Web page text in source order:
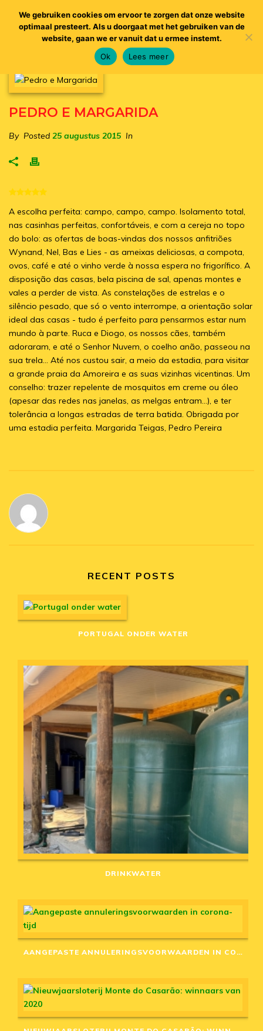
PEDRO E MARGARIDA
By Posted 25 augustus 2015 In
A escolha perfeita: campo, campo, campo. Isolamento total,
nas casinhas perfeitas, confortáveis, e com a cereja no topo
do bolo: as ofertas de boas-vindas dos nossos anfitriões
Wynand, Nel, Bas e Lies - as ameixas deliciosas, a compota,
ovos, café e até o vinho verde à nossa espera no frigorífico. A
disposição das casas, bela piscina de sal, apenas montes e
vales a perder de vista. As constelações de estrelas e o
silêncio pesado, que só o vento interrompe, a orientação solar
ideal das casas - tudo é perfeito para pensarmos estar num
mundo à parte. Ruca e Diogo, os nossos cães, também
adoraram, e até o Senhor Nuvem, o coelho anão, passeou na
sua trela... Até nos custou sair, a meio da estadia, para visitar
a grande praia da Amoreira e as suas vizinhas vicentinas. Um
conselho: trazer repelente de mosquitos em creme ou óleo
(apesar das redes nas janelas, as melgas entram...), e ter
tolerância a longas estradas de terra batida. Obrigada por
uma estadia perfeita. Margarida Teigas, Pedro Pereira
RECENT POSTS
PORTUGAL ONDER WATER
DRINKWATER
AANGEPASTE ANNULERINGSVOORWAARDEN IN CORONA-TIJD
We gebruiken cookies om ervoor te zorgen dat onze website
optimaal presteert. Als u doorgaat met het gebruiken van de
website, gaan we er vanuit dat u ermee instemt.
Ok
Lees meer